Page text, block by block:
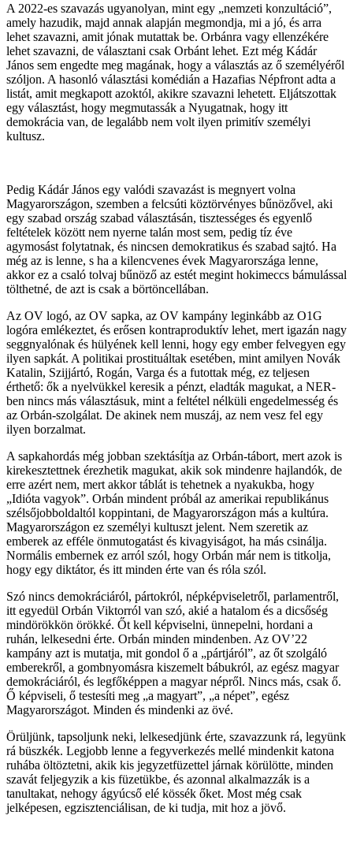
A 2022-es szavazás ugyanolyan, mint egy „nemzeti konzultáció”,
amely hazudik, majd annak alapján megmondja, mi a jó, és arra
lehet szavazni, amit jónak mutattak be. Orbánra vagy ellenzékére
lehet szavazni, de választani csak Orbánt lehet. Ezt még Kádár
János sem engedte meg magának, hogy a választás az ő személyéről
szóljon. A hasonló választási komédián a Hazafias Népfront adta a
listát, amit megkapott azoktól, akikre szavazni lehetett. Eljátszottak
egy választást, hogy megmutassák a Nyugatnak, hogy itt
demokrácia van, de legalább nem volt ilyen primitív személyi
kultusz.
Pedig Kádár János egy valódi szavazást is megnyert volna
Magyarországon, szemben a felcsúti köztörvényes bűnözővel, aki
egy szabad ország szabad választásán, tisztességes és egyenlő
feltételek között nem nyerne talán most sem, pedig tíz éve
agymosást folytatnak, és nincsen demokratikus és szabad sajtó. Ha
még az is lenne, s ha a kilencvenes évek Magyarországa lenne,
akkor ez a csaló tolvaj bűnöző az estét megint hokimeccs bámulással
tölthetné, de azt is csak a börtöncellában.
Az OV logó, az OV sapka, az OV kampány leginkább az O1G
logóra emlékeztet, és erősen kontraproduktív lehet, mert igazán nagy
seggnyalónak és hülyének kell lenni, hogy egy ember felvegyen egy
ilyen sapkát. A politikai prostituáltak esetében, mint amilyen Novák
Katalin, Szijjártó, Rogán, Varga és a futottak még, ez teljesen
érthető: ők a nyelvükkel keresik a pénzt, eladták magukat, a NER-
ben nincs más választásuk, mint a feltétel nélküli engedelmesség és
az Orbán-szolgálat. De akinek nem muszáj, az nem vesz fel egy
ilyen borzalmat.
A sapkahordás még jobban szektásítja az Orbán-tábort, mert azok is
kirekesztettnek érezhetik magukat, akik sok mindenre hajlandók, de
erre azért nem, mert akkor táblát is tehetnek a nyakukba, hogy
„Idióta vagyok”. Orbán mindent próbál az amerikai republikánus
szélsőjobboldaltól koppintani, de Magyarországon más a kultúra.
Magyarországon ez személyi kultuszt jelent. Nem szeretik az
emberek az efféle önmutogatást és kivagyiságot, ha más csinálja.
Normális embernek ez arról szól, hogy Orbán már nem is titkolja,
hogy egy diktátor, és itt minden érte van és róla szól.
Szó nincs demokráciáról, pártokról, népképviseletről, parlamentről,
itt egyedül Orbán Viktorról van szó, akié a hatalom és a dicsőség
mindörökkön örökké. Őt kell képviselni, ünnepelni, hordani a
ruhán, lelkesedni érte. Orbán minden mindenben. Az OV’22
kampány azt is mutatja, mit gondol ő a „pártjáról”, az őt szolgáló
emberekről, a gombnyomásra kiszemelt bábukról, az egész magyar
demokráciáról, és legfőképpen a magyar népről. Nincs más, csak ő.
Ő képviseli, ő testesíti meg „a magyart”, „a népet”, egész
Magyarországot. Minden és mindenki az övé.
Örüljünk, tapsoljunk neki, lelkesedjünk érte, szavazzunk rá, legyünk
rá büszkék. Legjobb lenne a fegyverkezés mellé mindenkit katona
ruhába öltöztetni, akik kis jegyzetfüzettel járnak körülötte, minden
szavát feljegyzik a kis füzetükbe, és azonnal alkalmazzák is a
tanultakat, nehogy ágyúcső elé kössék őket. Most még csak
jelképesen, egzisztenciálisan, de ki tudja, mit hoz a jövő.